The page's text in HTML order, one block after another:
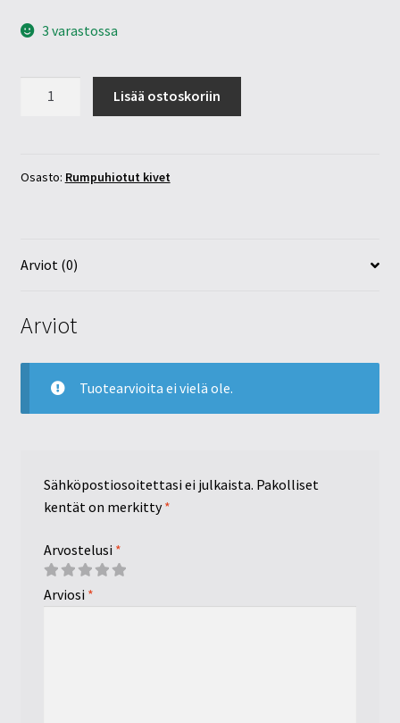
3 varastossa
määrä
Lisää ostoskoriin
Osasto: Rumpuhiotut kivet
Arviot (0)
Arviot
Tuotearvioita ei vielä ole.
Sähköpostiosoitettasi ei julkaista. Pakolliset
kentät on merkitty*
Arvostelusi *
Arviosi *